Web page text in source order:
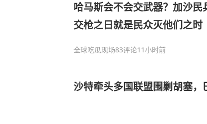
哈马斯会不会交武器？加沙
交枪之日就是民众灭他们之时
全球吃瓜现场83评论11小时前
沙特牵头多国联盟围剿胡塞，